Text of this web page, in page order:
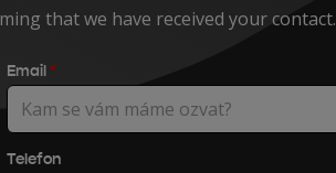
that we have received your contact.
Email*
Telefon